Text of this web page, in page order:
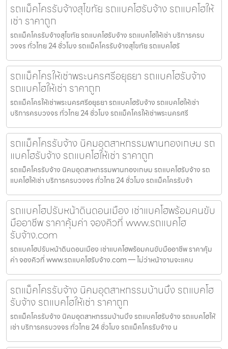
รถแม็คโครรับจ้างสุโขทัย รถแบคโฮรับจ้าง รถแบคโฮให้
เช่า ราคาถูก
รถแม็คโครรับจ้างสุโขทัย รถแบคโฮรับจ้าง รถแบคโฮให้เช่า บริการครบ
วงจร ทั่วไทย 24 ชั่วโมง รถแม็คโครรับจ้างสุโขทัย รถแบคโฮรั
รถแม็คโครให้เช่าพระนครศรีอยุธยา รถแบคโฮรับจ้าง
รถแบคโฮให้เช่า ราคาถูก
รถแม็คโครให้เช่าพระนครศรีอยุธยา รถแบคโฮรับจ้าง รถแบคโฮให้เช่า
บริการครบวงจร ทั่วไทย 24 ชั่วโมง รถแม็คโครให้เช่าพระนครศรี
รถแม็คโครรับจ้าง นิคมอุตสาหกรรมพานทองเกษม รถ
แบคโฮรับจ้าง รถแบคโฮให้เช่า ราคาถูก
รถแม็คโครรับจ้าง นิคมอุตสาหกรรมพานทองเกษม รถแบคโฮรับจ้าง รถ
แบคโฮให้เช่า บริการครบวงจร ทั่วไทย 24 ชั่วโมง รถแม็คโครรับจ้า
รถแบคโฮปรับหน้าดินดอนเมือง เช่าแบคโฮพร้อมคนขับ
มืออาชีพ ราคาคุ้มค่า จองคิวที่ www.รถแบคโฮ
รับจ้าง.com
รถแบคโฮปรับหน้าดินดอนเมือง เช่าแบคโฮพร้อมคนขับมืออาชีพ ราคาคุ้ม
ค่า จองคิวที่ www.รถแบคโฮรับจ้าง.com — ไม่ว่าหน้างานจะแคบ
รถแม็คโครรับจ้าง นิคมอุตสาหกรรมบ้านบึง รถแบคโฮ
รับจ้าง รถแบคโฮให้เช่า ราคาถูก
รถแม็คโครรับจ้าง นิคมอุตสาหกรรมบ้านบึง รถแบคโฮรับจ้าง รถแบคโฮให้
เช่า บริการครบวงจร ทั่วไทย 24 ชั่วโมง รถแม็คโครรับจ้าง น